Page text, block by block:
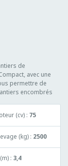
de
avec une
permettre de
encombrés
(cv) : 75
(kg) : 2500
: 3,4